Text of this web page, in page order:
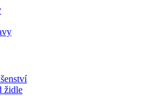
židle